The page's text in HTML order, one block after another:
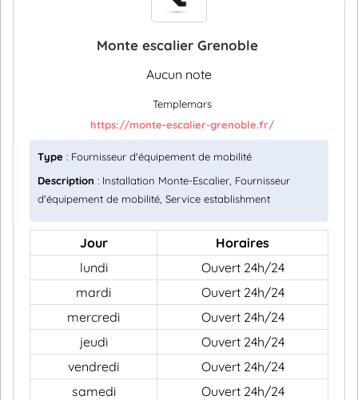
Monte escalier Grenoble
Aucun note
Templemars
https://monte-escalier-grenoble.fr/
Type : Fournisseur d'équipement de mobilité
Description : Installation Monte-Escalier, Fournisseur
d'équipement de mobilité, Service establishment
Jour
Horaires
lundi
Ouvert 24h/24
mardi
Ouvert 24h/24
mercredi
Ouvert 24h/24
jeudi
Ouvert 24h/24
vendredi
Ouvert 24h/24
samedi
Ouvert 24h/24